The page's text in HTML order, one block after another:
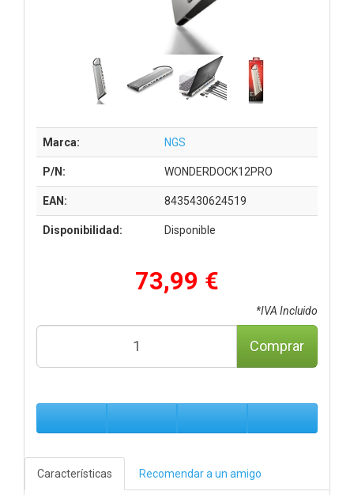
Marca: NGS
P/N: WONDERDOCK12PRO
EAN: 8435430624519
Disponibilidad: Disponible
73,99 €
*IVA Incluido
Comprar
Características Recomendar a un amigo